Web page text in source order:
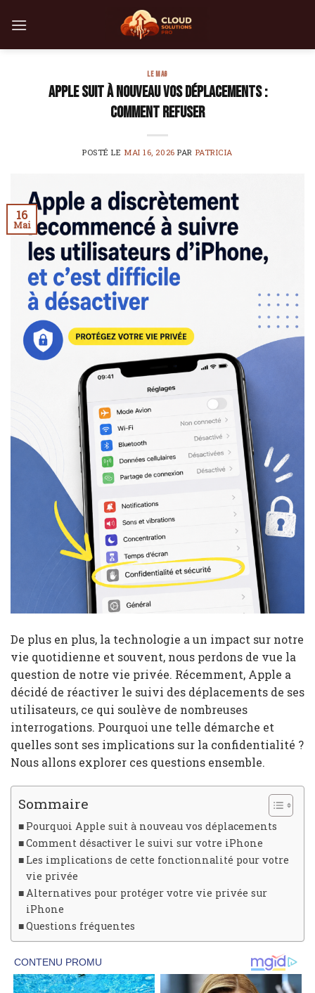
LE MAG
Apple suit à nouveau vos déplacements :
comment refuser
POSTÉ LE MAI 16, 2026 PAR PATRICIA
16
Mai
De plus en plus, la technologie a un impact sur notre
vie quotidienne et souvent, nous perdons de vue la
question de notre vie privée. Récemment, Apple a
décidé de réactiver le suivi des déplacements de ses
utilisateurs, ce qui soulève de nombreuses
interrogations. Pourquoi une telle démarche et
quelles sont ses implications sur la confidentialité ?
Nous allons explorer ces questions ensemble.
Sommaire
Pourquoi Apple suit à nouveau vos déplacements
Comment désactiver le suivi sur votre iPhone
Les implications de cette fonctionnalité pour votre
vie privée
Alternatives pour protéger votre vie privée sur
iPhone
Questions fréquentes